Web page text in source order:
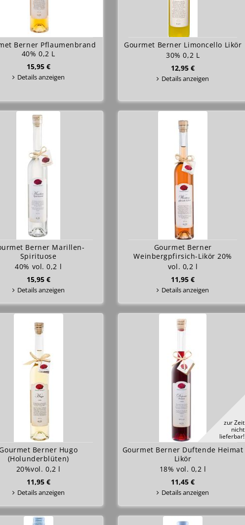
Berner Pflaumenbrand
40% 0,2 L
15,95 €
Details anzeigen
Gourmet Berner Limoncello Likör
30% 0,2 L
12,95 €
Details anzeigen
Berner Marillen-
Spirituose
40% vol. 0,2 l
15,95 €
Details anzeigen
Gourmet Berner
Weinbergpfirsich-Likör 20%
vol. 0,2 l
11,95 €
Details anzeigen
Berner Hugo
(Holunderblüten)
20%vol. 0,2 l
11,95 €
Details anzeigen
zur Zeit
nicht
lieferbar!
Gourmet Berner Duftende Heimat
Likör
18% vol. 0,2 l
11,45 €
Details anzeigen